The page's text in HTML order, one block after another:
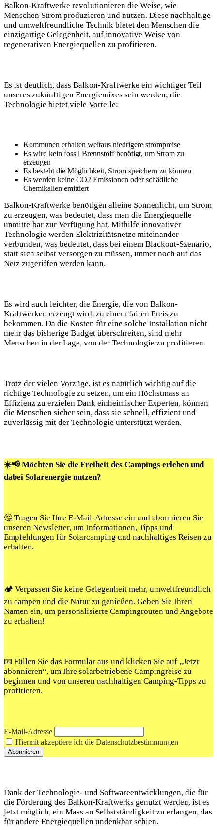
Balkon-Kraftwerke revolutionieren die Weise, wie
Menschen Strom produzieren und nutzen. Diese nachhaltige
und umweltfreundliche Technik bietet den Menschen die
einzigartige Gelegenheit, auf innovative Weise von
regenerativen Energiequellen zu profitieren.
Es ist deutlich, dass Balkon-Kraftwerke ein wichtiger Teil
unseres zukünftigen Energiemixes sein werden; die
Technologie bietet viele Vorteile:
Kommunen erhalten weitaus niedrigere strompreise
Es wird kein fossil Brennstoff benötigt, um Strom zu
erzeugen
Es besteht die Möglichkeit, Strom speichern zu können
Es werden keine CO2 Emissionen oder schädliche
Chemikalien emittiert
Balkon-Kraftwerke benötigen alleine Sonnenlicht, um Strom
zu erzeugen, was bedeutet, dass man die Energiequelle
unmittelbar zur Verfügung hat. Mithilfe innovativer
Technologie werden Elektrizitätsnetze miteinander
verbunden, was bedeutet, dass bei einem Blackout-Szenario,
statt sich selbst versorgen zu müssen, immer noch auf das
Netz zugeriffen werden kann.
Es wird auch leichter, die Energie, die von Balkon-
Kräftwerken erzeugt wird, zu einem fairen Preis zu
bekommen. Da die Kosten für eine solche Installation nicht
mehr das bisherige Budget überschreiten, sind mehr
Menschen in der Lage, von der Technologie zu profitieren.
Trotz der vielen Vorzüge, ist es natürlich wichtig auf die
richtige Technologie zu setzen, um ein Höchstmass an
Effizienz zu erzielen Dank einheimischer Experten, können
die Menschen sicher sein, dass sie schnell, effizient und
zuverlässig mit der Technologie unterstützt werden.
☀️📢 Möchten Sie die Freiheit des Campings erleben und
dabei Solarenergie nutzen?
🤔 Tragen Sie Ihre E-Mail-Adresse ein und abonnieren Sie
unseren Newsletter, um Informationen, Tipps und
Empfehlungen für Solarcamping und nachhaltiges Reisen zu
erhalten.
🏕️ Verpassen Sie keine Gelegenheit mehr, umweltfreundlich
zu campen und die Natur zu genießen. Geben Sie Ihren
Namen ein, um personalisierte Campingrouten und Angebote
zu erhalten!
📧 Füllen Sie das Formular aus und klicken Sie auf „Jetzt
abonnieren“, um Ihre solarbetriebene Campingreise zu
beginnen und von unseren nachhaltigen Camping-Tipps zu
profitieren.
E-Mail-Adresse
Hiermit akzeptiere ich die Datenschutzbestimmungen
Dank der Technologie- und Softwareentwicklungen, die für
die Förderung des Balkon-Kraftwerks genutzt werden, ist es
jetzt möglich, ein Mass an Selbstständigkeit zu erlangen, das
für andere Energiequellen undenkbar schien.